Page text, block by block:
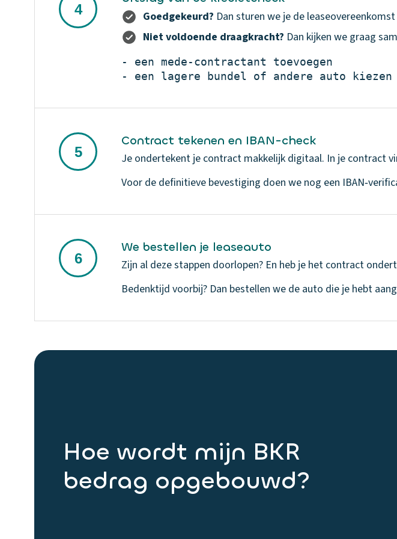
Goedgekeurd? Dan sturen we je de
Niet voldoende draagkracht? Dan kijken we graag
- een mede‑contractant toevoegen
- een lagere bundel of andere auto kiezen
Contract tekenen en IBAN-check
Je ondertekent je contract makkelijk digitaal. In je contract
Voor de definitieve bevestiging doen we nog een
We bestellen je leaseauto
Zijn al deze stappen doorlopen? En heb je het contract
Bedenktijd voorbij? Dan bestellen we de auto die je hebt
Hoe wordt mijn BKR
bedrag opgebouwd?